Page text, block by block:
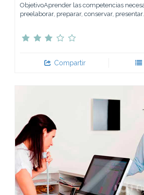
ObjetivoAprender las competencias
preelaborar, preparar, conservar,
Compartir